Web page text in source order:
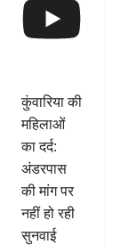
कुंवारिया की
महिलाओं
का दर्द:
अंडरपास
की मांग पर
नहीं हो रही
सुनवाई